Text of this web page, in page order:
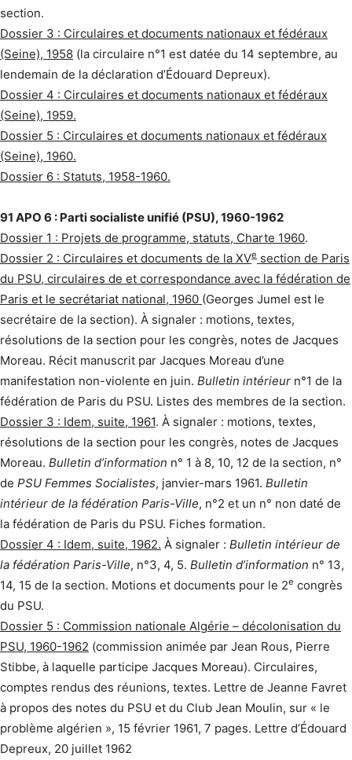
section.
Dossier 3 : Circulaires et documents nationaux et fédéraux
(Seine), 1958 (la circulaire n°1 est datée du 14 septembre, au
lendemain de la déclaration d’Édouard Depreux).
Dossier 4 : Circulaires et documents nationaux et fédéraux
(Seine), 1959.
Dossier 5 : Circulaires et documents nationaux et fédéraux
(Seine), 1960.
Dossier 6 : Statuts, 1958-1960.
91 APO 6 : Parti socialiste unifié (PSU), 1960-1962
Dossier 1 : Projets de programme, statuts, Charte 1960.
Dossier 2 : Circulaires et documents de la XVe section de Paris
du PSU, circulaires de et correspondance avec la fédération de
Paris et le secrétariat national, 1960 (Georges Jumel est le
secrétaire de la section). À signaler : motions, textes,
résolutions de la section pour les congrès, notes de Jacques
Moreau. Récit manuscrit par Jacques Moreau d’une
manifestation non-violente en juin. Bulletin intérieur n°1 de la
fédération de Paris du PSU. Listes des membres de la section.
Dossier 3 : Idem, suite, 1961. À signaler : motions, textes,
résolutions de la section pour les congrès, notes de Jacques
Moreau. Bulletin d’information n° 1 à 8, 10, 12 de la section, n°
de PSU Femmes Socialistes, janvier-mars 1961. Bulletin
intérieur de la fédération Paris-Ville, n°2 et un n° non daté de
la fédération de Paris du PSU. Fiches formation.
Dossier 4 : Idem, suite, 1962. À signaler : Bulletin intérieur de
la fédération Paris-Ville, n°3, 4, 5. Bulletin d’information n° 13,
14, 15 de la section. Motions et documents pour le 2e congrès
du PSU.
Dossier 5 : Commission nationale Algérie – décolonisation du
PSU, 1960-1962 (commission animée par Jean Rous, Pierre
Stibbe, à laquelle participe Jacques Moreau). Circulaires,
comptes rendus des réunions, textes. Lettre de Jeanne Favret
à propos des notes du PSU et du Club Jean Moulin, sur « le
problème algérien », 15 février 1961, 7 pages. Lettre d’Édouard
Depreux, 20 juillet 1962